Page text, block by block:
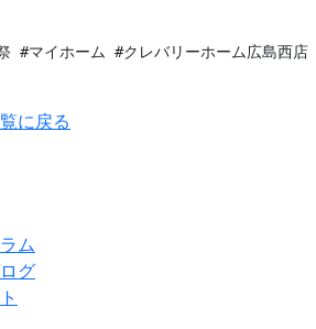
#マイホーム #クレバリーホーム広島西店
に戻る
ム
グ